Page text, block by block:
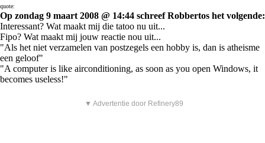
quote:
Op zondag 9 maart 2008 @ 14:44 schreef Robbertos het volgende:
Interessant? Wat maakt mij die tatoo nu uit...
Fipo? Wat maakt mij jouw reactie nou uit...
"Als het niet verzamelen van postzegels een hobby is, dan is atheisme
een geloof"
"A computer is like airconditioning, as soon as you open Windows, it
becomes useless!"
▼ Advertentie door Refinery89